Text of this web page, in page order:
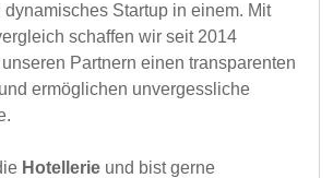
dynamisches Startup in einem. Mit
schaffen wir seit 2014
Partnern einen transparenten
ermöglichen unvergessliche
Hotellerie und bist gerne